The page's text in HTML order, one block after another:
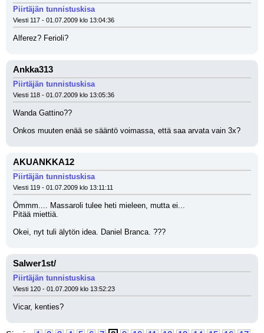
Piirtäjän tunnistuskisa
Viesti 117 - 01.07.2009 klo 13:04:36
Alferez? Ferioli?
Ankka313
Piirtäjän tunnistuskisa
Viesti 118 - 01.07.2009 klo 13:05:36
Wanda Gattino??
Onkos muuten enää se sääntö voimassa, että saa arvata vain 3x?
AKUANKKA12
Piirtäjän tunnistuskisa
Viesti 119 - 01.07.2009 klo 13:11:11
Ömmm.... Massaroli tulee heti mieleen, mutta ei...
Pitää miettiä.
Okei, nyt tuli älytön idea. Daniel Branca. ???
Salwer1st/
Piirtäjän tunnistuskisa
Viesti 120 - 01.07.2009 klo 13:52:23
Vicar, kenties?